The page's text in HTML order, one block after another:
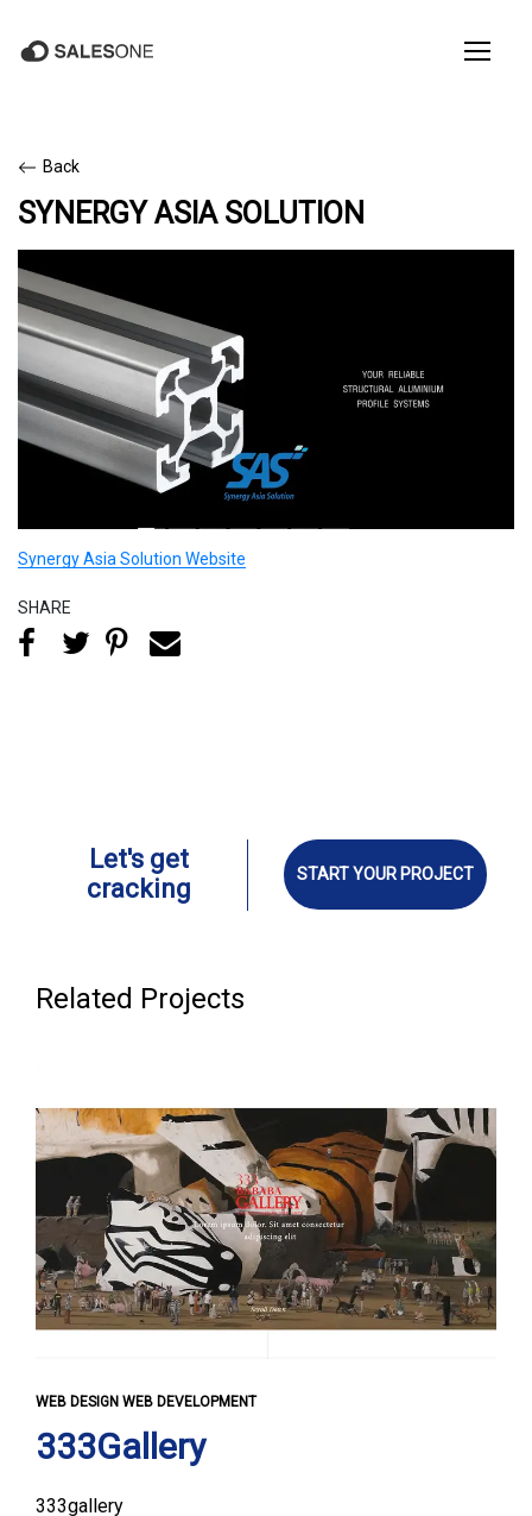
Back
SYNERGY ASIA SOLUTION
Synergy Asia Solution Website
SHARE
Let's get
cracking
START YOUR PROJECT
Related Projects
WEB DESIGN WEB DEVELOPMENT
333Gallery
333gallery